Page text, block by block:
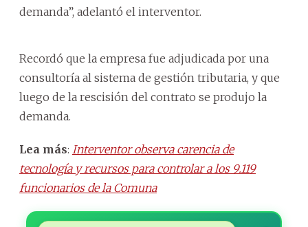
demanda”, adelantó el interventor.
Recordó que la empresa fue adjudicada por una
consultoría al sistema de gestión tributaria, y que
luego de la rescisión del contrato se produjo la
demanda.
Lea más: Interventor observa carencia de
tecnología y recursos para controlar a los 9.119
funcionarios de la Comuna